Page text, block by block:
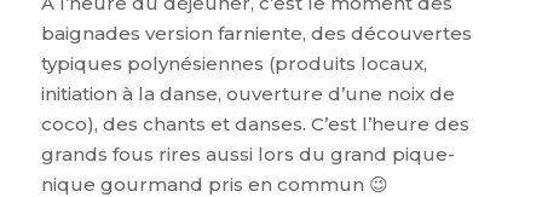
baignades version farniente, des découvertes
typiques polynésiennes (produits locaux,
initiation à la danse, ouverture d’une noix de
coco), des chants et danses. C’est l’heure des
grands fous rires aussi lors du grand pique-
nique gourmand pris en commun 😉